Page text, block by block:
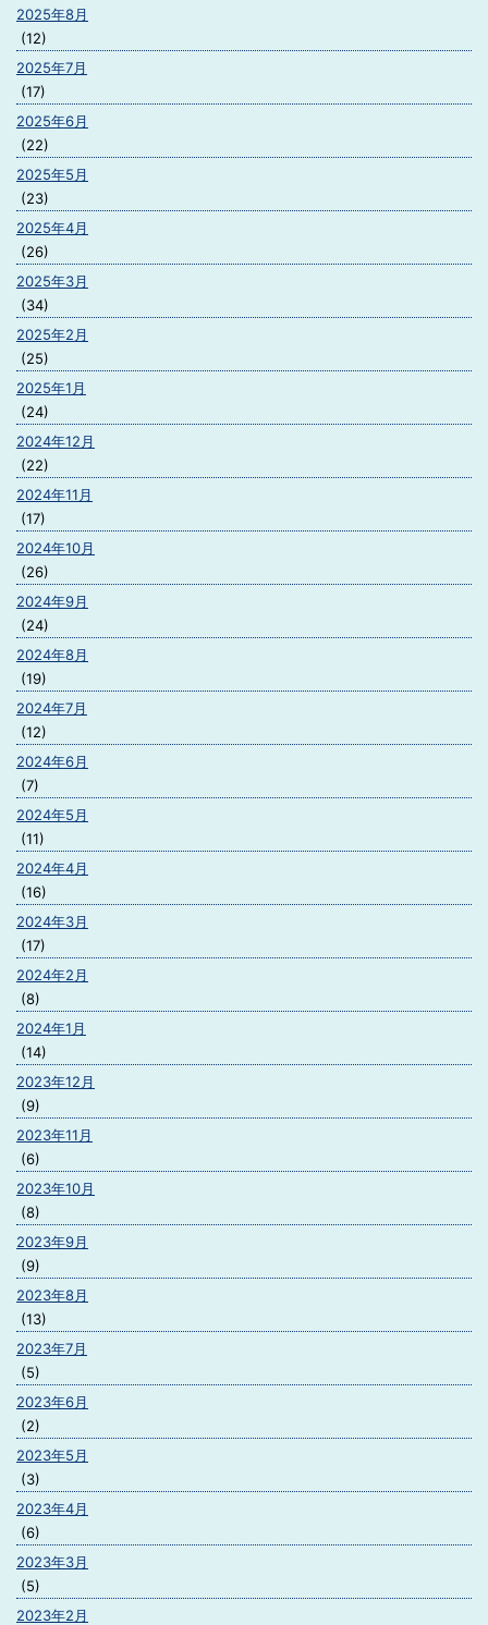
2025年8月
(12)
2025年7月
(17)
2025年6月
(22)
2025年5月
(23)
2025年4月
(26)
2025年3月
(34)
2025年2月
(25)
2025年1月
(24)
2024年12月
(22)
2024年11月
(17)
2024年10月
(26)
2024年9月
(24)
2024年8月
(19)
2024年7月
(12)
2024年6月
(7)
2024年5月
(11)
2024年4月
(16)
2024年3月
(17)
2024年2月
(8)
2024年1月
(14)
2023年12月
(9)
2023年11月
(6)
2023年10月
(8)
2023年9月
(9)
2023年8月
(13)
2023年7月
(5)
2023年6月
(2)
2023年5月
(3)
2023年4月
(6)
2023年3月
(5)
2023年2月